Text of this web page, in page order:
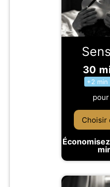
30
+2
pour
Choisir